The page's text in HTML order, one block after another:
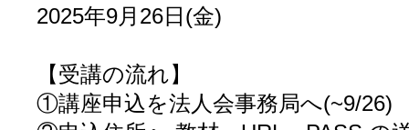
2025年9月26日(金)
【受講の流れ】
①講座申込を法人会事務局へ(~9/26)